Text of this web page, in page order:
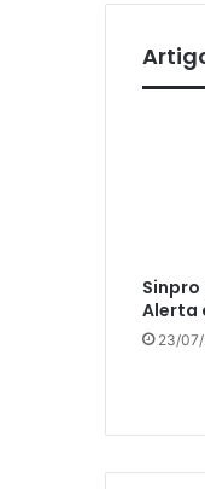
Sinpro
Alerta
23/